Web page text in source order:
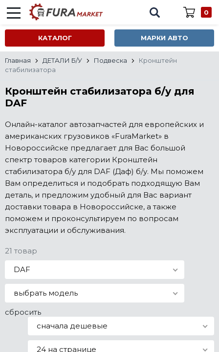
0
КАТАЛОГ МАРКИ АВТО
Все марки
Главная ДЕТАЛИ Б/У Подвеска
Кронштейн
стабилизатора
Кронштейн стабилизатора б/у для
DAF
Онлайн-каталог автозапчастей для европейских и
американских грузовиков «FuraMarket» в
Новороссийске предлагает для Вас большой
спектр товаров категории Кронштейн
стабилизатора б/у для DAF (Даф) б/у. Мы поможем
Вам определиться и подобрать подходящую Вам
деталь, и предложим удобный для Вас вариант
доставки товара в Новороссийске, а также
поможем и проконсультируем по вопросам
эксплуатации и обслуживания.
21 товар
DAF
выбрать модель
сбросить
сначала дешевые
24 на странице